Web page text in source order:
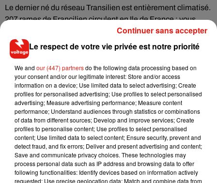
Le dernier né du réseau Transilien est entièrement climatisé.
207 rames de Francilien circulent en Ile de France : vous
avez donc de fortes chances de tomber sur lui si vous
empruntez les lignes H,J,K,L et P. Pour le reste du réseau de
grande banlieue, environ la moitié des trains sont climatisés.
Dans le métro ça se dégrade
Seules 5 lignes de métro, sur 14, sont équipées de
ventilation réfrigérée : les lignes 2 (Porte-Dauphine-Nation),
5 (Place d’Italie-Bobigny) et 9 (Pont de Sèvres-Mairie de
Montreuil). Ce sont aujourd’hui, et de loin les lignes
équipées des rames les plus récentes du réseau. La ligne 1
est également climatisée ainsi que 11 trains (sur 32) de la
ligne 14.
Sur les autres lignes, c’est une autre histoire. Les systèmes
Le respect de votre vie privée est notre priorité
We and our (447) partnersdo the following data processing based on
your consent and/or our legitimate interest: Store and/or access
information on a device; Use limited data to select advertising; Create
profiles for personalised advertising; Use profiles to select personalised
advertising; Measure advertising performance; Measure content
performance; Understand audiences through statistics or combinations
of data from different sources; Develop and improve services; Create
profiles to personalise content; Use profiles to select personalised
content; Use limited data to select content; Ensure security, prevent and
detect fraud, and fix errors; Deliver and present advertising and content;
Save and communicate privacy choices. These technologies may
process personal data such as IP address and browsing data to offer
following functionalities: Identify devices based on information actively
requested; Use precise geolocation data; Match and combine data from
Continuer sans accepter